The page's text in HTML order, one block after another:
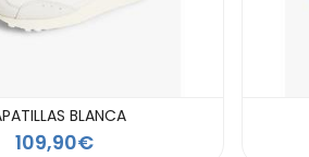
BLANCA
109,90€